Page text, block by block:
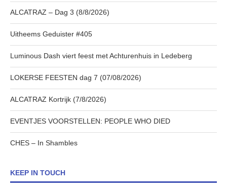
ALCATRAZ – Dag 3 (8/8/2026)
Uitheems Geduister #405
Luminous Dash viert feest met Achturenhuis in Ledeberg
LOKERSE FEESTEN dag 7 (07/08/2026)
ALCATRAZ Kortrijk (7/8/2026)
EVENTJES VOORSTELLEN: PEOPLE WHO DIED
CHES – In Shambles
KEEP IN TOUCH